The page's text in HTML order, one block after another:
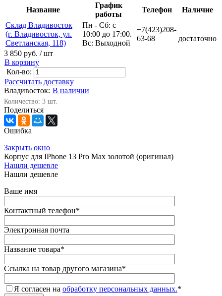
Название
График
работы
Телефон
Наличие
Склад Владивосток
(г. Владивосток, ул.
Светланская, 118)
Пн - Сб: с
10:00 до 17:00.
Вс: Выходной
+7(423)208-
63-68
достаточно
3 850 руб. / шт
В корзину
Кол-во:
Рассчитать доставку
Владивосток: В наличии
Количество: 3 шт.
Поделиться
Ошибка
Закрыть окно
Корпус для IPhone 13 Pro Max золотой (оригинал)
Нашли дешевле
Нашли дешевле
Ваше имя
Контактный телефон*
Электронная почта
Название товара*
Ссылка на товар другого магазина*
Я согласен на обработку персональных данных.*